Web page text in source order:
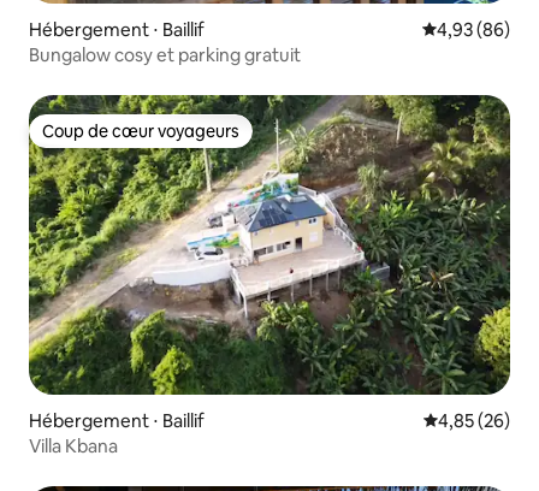
Hébergement ⋅ Baillif Évaluation
4,93 (86)
Bungalow cosy et parking gratuit
Coup de cœur voyageurs
Coup de cœur voyageurs
Hébergement ⋅ Baillif Évaluation
4,85 (26)
Villa Kbana